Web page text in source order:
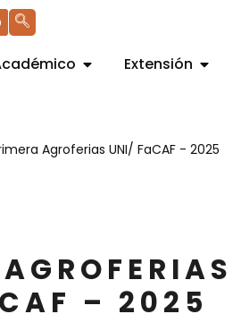
Extensión
Agroferias UNI/ FaCAF - 2025
– 2025